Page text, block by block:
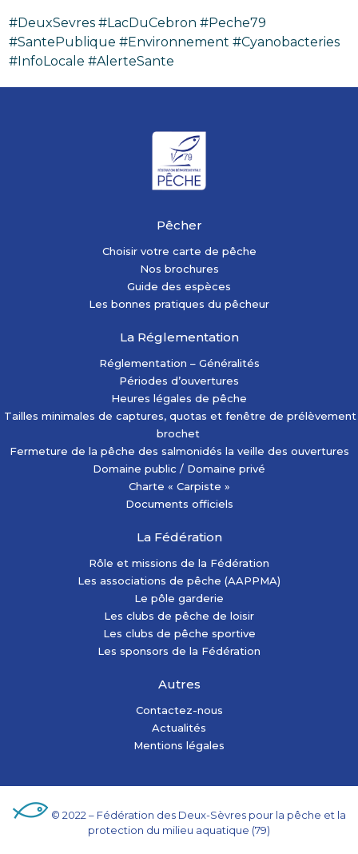
#DeuxSevres #LacDuCebron #Peche79
#SantePublique #Environnement #Cyanobacteries
#InfoLocale #AlerteSante
Pêcher
Choisir votre carte de pêche
Nos brochures
Guide des espèces
Les bonnes pratiques du pêcheur
La Réglementation
Réglementation – Généralités
Périodes d’ouvertures
Heures légales de pêche
Tailles minimales de captures, quotas et fenêtre de prélèvement
brochet
Fermeture de la pêche des salmonidés la veille des ouvertures
Domaine public / Domaine privé
Charte « Carpiste »
Documents officiels
La Fédération
Rôle et missions de la Fédération
Les associations de pêche (AAPPMA)
Le pôle garderie
Les clubs de pêche de loisir
Les clubs de pêche sportive
Les sponsors de la Fédération
Autres
Contactez-nous
Actualités
Mentions légales
© 2022 – Fédération des Deux-Sèvres pour la pêche et la
protection du milieu aquatique (79)